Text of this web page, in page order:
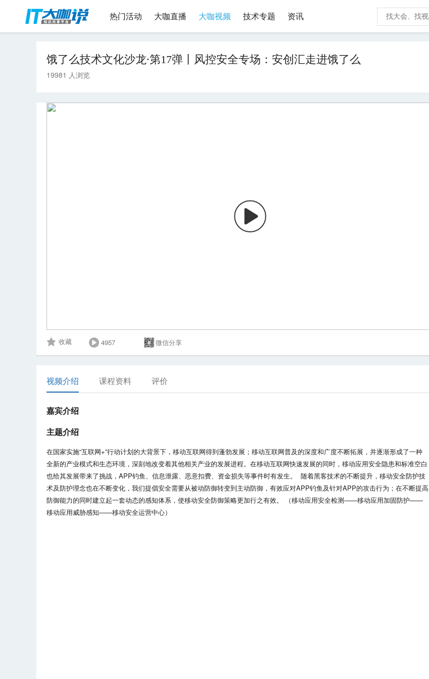
热门活动 大咖直播 大咖视频 技术专题 资讯
饿了么技术文化沙龙∙第17弹丨风控安全专场：安创汇走进饿了么
19981 人浏览
收藏 4957 微信分享
视频介绍 课程资料 评价
嘉宾介绍
主题介绍
在国家实施“互联网+”行动计划的大背景下，移动互联网得到蓬勃发展；移动互联网普及的深度和广度不断拓展，并逐渐形成了一种
全新的产业模式和生态环境，深刻地改变着其他相关产业的发展进程。在移动互联网快速发展的同时，移动应用安全隐患和标准空白
也给其发展带来了挑战，APP钓鱼、信息泄露、恶意扣费、资金损失等事件时有发生。 随着黑客技术的不断提升，移动安全防护技
术及防护理念也在不断变化，我们提倡安全需要从被动防御转变到主动防御，有效应对APP钓鱼及针对APP的攻击行为；在不断提高
防御能力的同时建立起一套动态的感知体系，使移动安全防御策略更加行之有效。 （移动应用安全检测——移动应用加固防护——
移动应用威胁感知——移动安全运营中心）